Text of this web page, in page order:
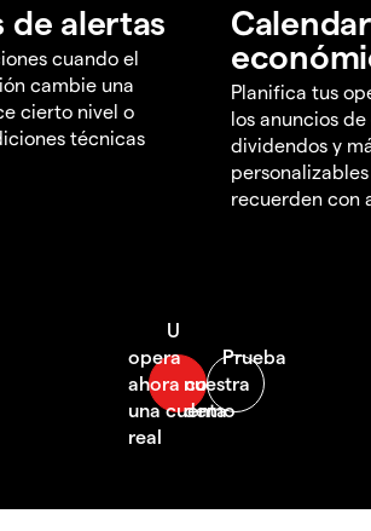
de alertas
cuando el
cambie una
cierto nivel o
técnicas
Planifica tus
los anuncios
dividendos y
recuerden con